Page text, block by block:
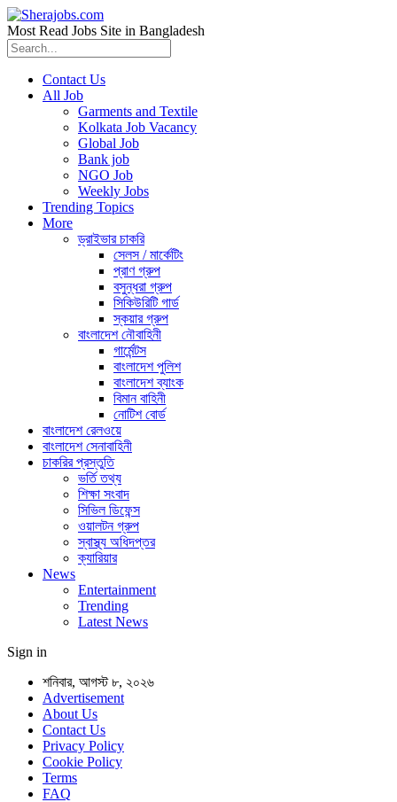
Most Read Jobs Site in Bangladesh
Contact Us
All Job
Garments and Textile
Kolkata Job Vacancy
Global Job
Bank job
NGO Job
Weekly Jobs
Trending Topics
More
ড্রাইভার চাকরি
সেলস / মার্কেটিং
প্রাণ গ্রুপ
বসুন্ধরা গ্রুপ
সিকিউরিটি গার্ড
স্কয়ার গ্রুপ
বাংলাদেশ নৌবাহিনী
গার্মেন্টস
বাংলাদেশ পুলিশ
বাংলাদেশ ব্যাংক
বিমান বাহিনী
নোটিশ বোর্ড
বাংলাদেশ রেলওয়ে
বাংলাদেশ সেনাবাহিনী
চাকরির প্রস্তুতি
ভর্তি তথ্য
শিক্ষা সংবাদ
সিভিল ডিফেন্স
ওয়ালটন গ্রুপ
স্বাস্থ্য অধিদপ্তর
ক্যারিয়ার
News
Entertainment
Trending
Latest News
Sign in
শনিবার, আগস্ট ৮, ২০২৬
Advertisement
About Us
Contact Us
Privacy Policy
Cookie Policy
Terms
FAQ